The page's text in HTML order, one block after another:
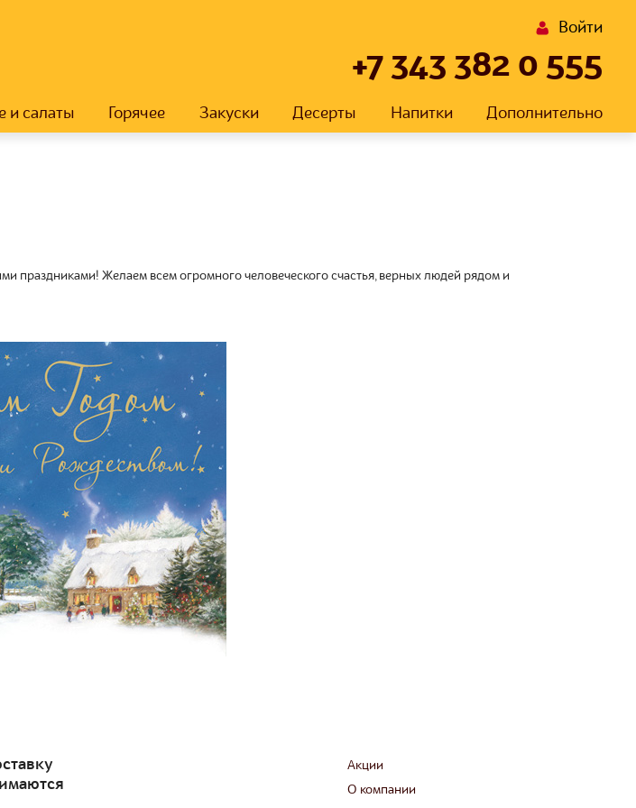
Войти
+7 343 382 0 555
и салаты Горячее Закуски Десерты Напитки Дополнительно
праздниками! Желаем всем огромного человеческого счастья, верных людей рядом и
Акции
О компании